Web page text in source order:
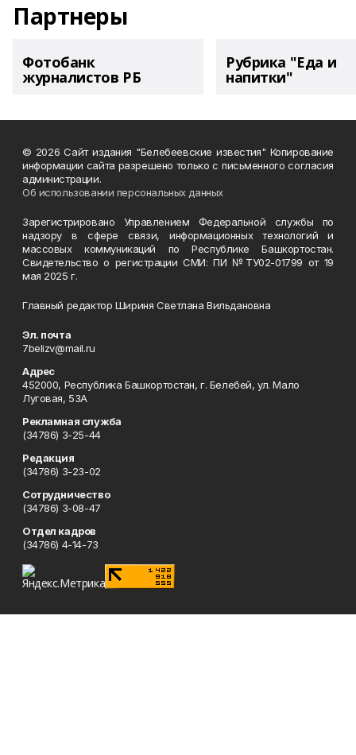
Партнеры
Фотобанк
журналистов РБ
Рубрика "Еда и
напитки"
© 2026 Сайт издания "Белебеевские известия" Копирование
информации сайта разрешено только с письменного согласия
администрации.
Об использовании персональных данных
Зарегистрировано Управлением Федеральной службы по
надзору в сфере связи, информационных технологий и
массовых коммуникаций по Республике Башкортостан.
Свидетельство о регистрации СМИ: ПИ №ТУ02-01799 от 19
мая 2025 г.
Главный редактор Шириня Светлана Вильдановна
Эл. почта
7belizv@mail.ru
Адрес
452000, Республика Башкортостан, г. Белебей, ул. Мало
Луговая, 53А
Рекламная служба
(34786) 3-25-44
Редакция
(34786) 3-23-02
Сотрудничество
(34786) 3-08-47
Отдел кадров
(34786) 4-14-73